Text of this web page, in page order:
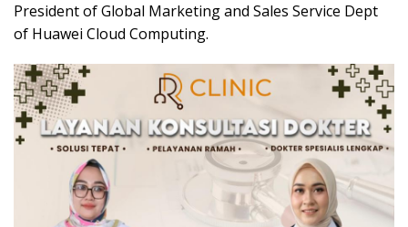
President of Global Marketing and Sales Service Dept
of Huawei Cloud Computing.